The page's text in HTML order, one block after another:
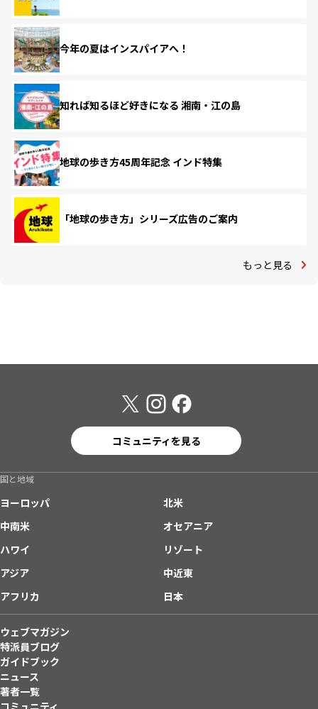
今年の夏はインスパイアへ！
知れば知るほど好きになる 湘南・江の島
地球の歩き方45周年記念 インド特集
「地球の歩き方」シリーズ広告のご案内
もっと見る
コミュニティを見る
国と地域
ヨーロッパ
北米
中南米
オセアニア
ハワイ
リゾート
アジア
中近東
アフリカ
日本
ウェブマガジン
特派員ブログ
ガイドブック
ニュース
著者一覧